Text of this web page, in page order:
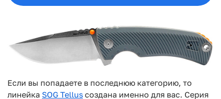
Если вы попадаете в последнюю категорию, то
линейка SOG Tellus создана именно для вас. Серия